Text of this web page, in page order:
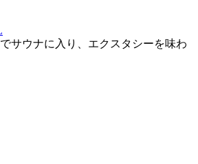
サウナに入り、エクスタシーを味わ